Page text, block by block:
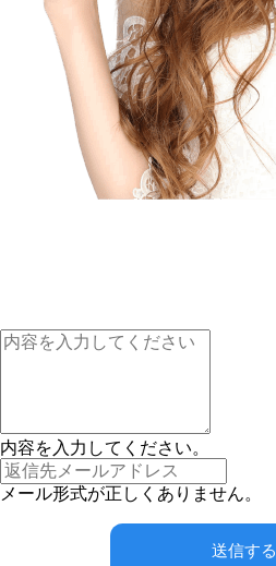
内容を入力してください。
メール形式が正しくありません。
送信する